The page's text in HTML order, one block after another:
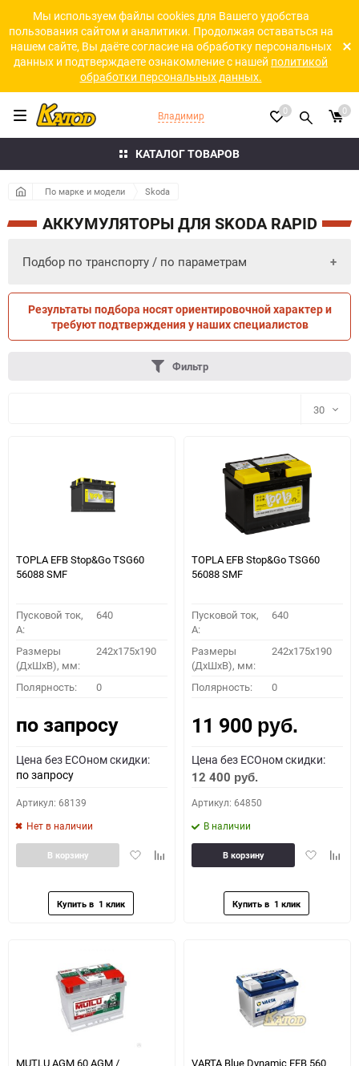
Мы используем файлы cookies для Вашего удобства
пользования сайтом и аналитики. Продолжая оставаться на
нашем сайте, Вы даёте согласие на обработку персональных
данных и подтверждаете ознакомление с нашей политикой
обработки персональных данных.
КАТАЛОГ ТОВАРОВ
Владимир 0 0
По марке и модели Skoda
АККУМУЛЯТОРЫ ДЛЯ SKODA RAPID
Подбор по транспорту / по параметрам
ПО ТРАНСПОРТУ ПО ПАРАМЕТРАМ
ПОДОБРАТЬ
Как определить полярность?
0 - обратная 1 - прямая 3 - обратная 4 - прямая
Результаты подбора носят ориентировочной характер и
требуют подтверждения у наших специалистов
Фильтр
30
60
90
TOPLA EFB Stop&Go TSG60
56088 SMF
Пусковой ток,
A:
640
Размеры
(ДхШхВ), мм:
242x175x190
Полярность: 0
по запросу
Цена без ECOном скидки:
по запросу
Артикул: 68139
Нет в наличии
ДобавитьДобавить
В корзину
TOPLA EFB Stop&Go TSG60
56088 SMF
Пусковой ток,
A:
640
Размеры
(ДхШхВ), мм:
242x175x190
Полярность: 0
11 900 руб.
Цена без ECOном скидки:
12 400 руб.
Артикул: 64850
В наличии
Добавить
В корзину
MUTLU AGM 60 AGM /
VARTA Blue Dynamic EFB 560